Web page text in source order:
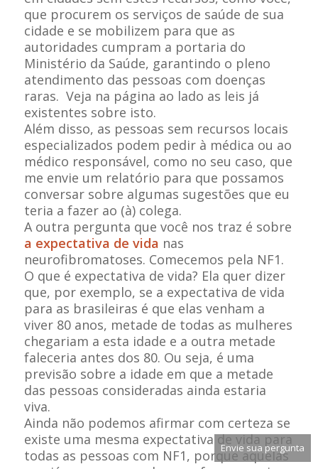
Envie sua pergunta
que procurem os serviços de saúde de sua
cidade e se mobilizem para que as
autoridades cumpram a portaria do
Ministério da Saúde, garantindo o pleno
atendimento das pessoas com doenças
raras. Veja na página ao lado as leis já
existentes sobre isto.
Além disso, as pessoas sem recursos locais
especializados podem pedir à médica ou ao
médico responsável, como no seu caso, que
me envie um relatório para que possamos
conversar sobre algumas sugestões que eu
teria a fazer ao (à) colega.
A outra pergunta que você nos traz é sobre
a expectativa de vida nas
neurofibromatoses. Comecemos pela NF1.
O que é expectativa de vida? Ela quer dizer
que, por exemplo, se a expectativa de vida
para as brasileiras é que elas venham a
viver 80 anos, metade de todas as mulheres
chegariam a esta idade e a outra metade
faleceria antes dos 80. Ou seja, é uma
previsão sobre a idade em que a metade
das pessoas consideradas ainda estaria
viva.
Ainda não podemos afirmar com certeza se
existe uma mesma expectativa de vida para
todas as pessoas com NF1, porque aquelas